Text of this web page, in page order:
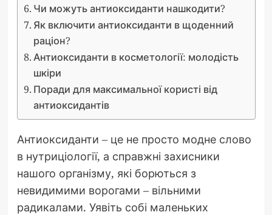
Чи можуть антиоксиданти нашкодити?
Як включити антиоксиданти в щоденний
раціон?
Антиоксиданти в косметології: молодість
шкіри
Поради для максимальної користі від
антиоксидантів
Антиоксиданти – це не просто модне слово
в нутриціології, а справжні захисники
нашого організму, які борються з
невидимими ворогами – вільними
радикалами. Уявіть собі маленьких